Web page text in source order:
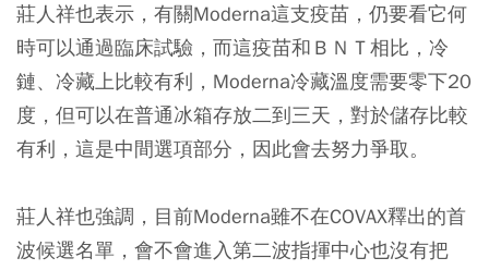
莊人祥也表示，有關Moderna這支疫苗，仍要看它何
時可以通過臨床試驗，而這疫苗和ＢＮＴ相比，冷
鏈、冷藏上比較有利，Moderna冷藏溫度需要零下20
度，但可以在普通冰箱存放二到三天，對於儲存比較
有利，這是中間選項部分，因此會去努力爭取。
莊人祥也強調，目前Moderna雖不在COVAX釋出的首
波候選名單，會不會進入第二波指揮中心也沒有把